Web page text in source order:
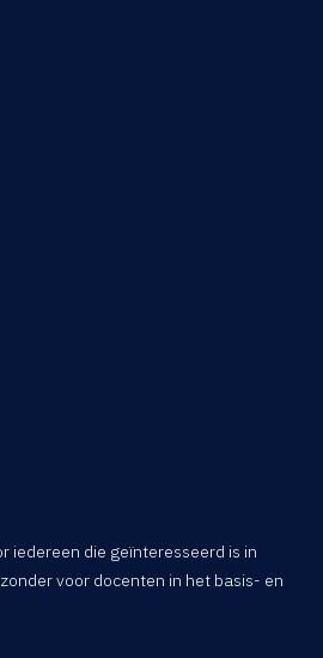
iedereen die geïnteresseerd is in
voor docenten in het basis- en